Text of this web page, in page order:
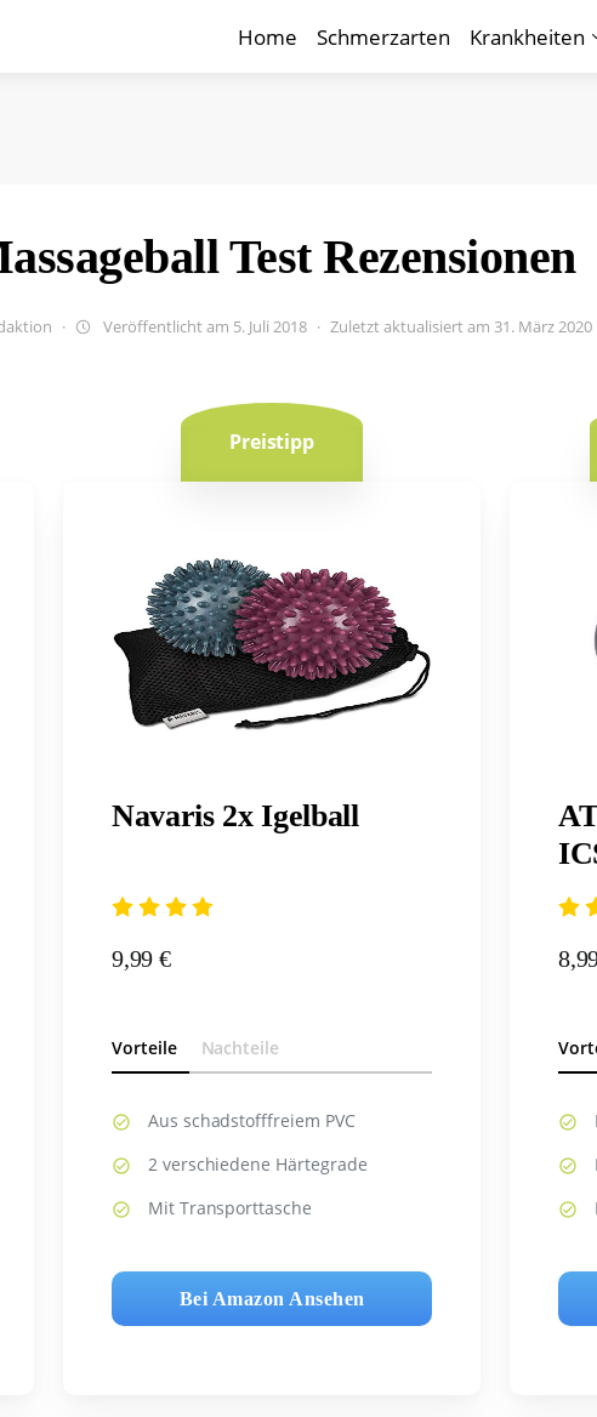
Home Schmerzarten Krankheiten
Test Rezensionen
Veröffentlicht am 5. Juli 2018 Zuletzt aktualisiert am 31. März 2020
Preistipp
Navaris 2x Igelball
9,99 €
Vorteile Nachteile
Aus schadstofffreiem PVC
2 verschiedene Härtegrade
Mit Transporttasche
Bei Amazon Ansehen